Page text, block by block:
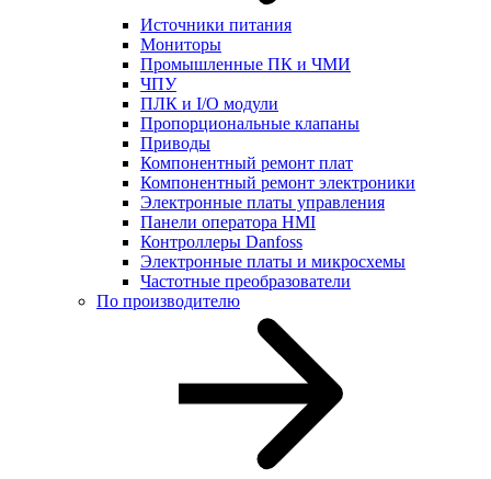
Источники питания
Мониторы
Промышленные ПК и ЧМИ
ЧПУ
ПЛК и I/O модули
Пропорциональные клапаны
Приводы
Компонентный ремонт плат
Компонентный ремонт электроники
Электронные платы управления
Панели оператора HMI
Контроллеры Danfoss
Электронные платы и микросхемы
Частотные преобразователи
По производителю